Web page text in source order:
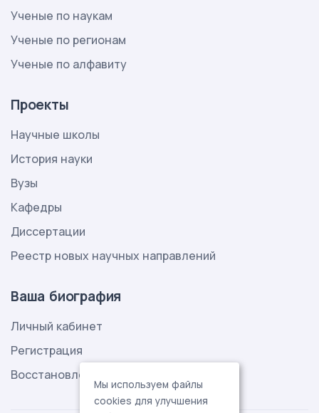
Ученые по наукам
Ученые по регионам
Ученые по алфавиту
Проекты
Научные школы
История науки
Вузы
Кафедры
Диссертации
Реестр новых научных направлений
Ваша биография
Личный кабинет
Регистрация
Восстановление пароля
Мы используем файлы
cookies для улучшения